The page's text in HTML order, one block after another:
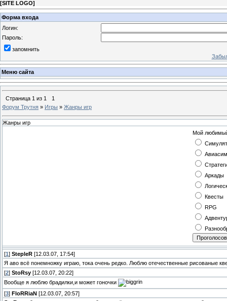
[SITE LOGO]
Форма входа
Логин:
Пароль:
запомнить
Меню сайта
Страница 1 из 1
1
Форум Трутня » Игры » Жанры игр
Жанры игр
Мой
Аркады
Квесты
RPG
[1 ] StepleR [12.03.07, 17:54]
Я аво всё понемножку играю, тока очень редко. Люблю отечественные рисованые
[2] StoRsy [12.03.07, 20:22]
Вообще я люблю брадилки,и может гоночки
[3] FloRRiaN [12.03.07, 20:57]